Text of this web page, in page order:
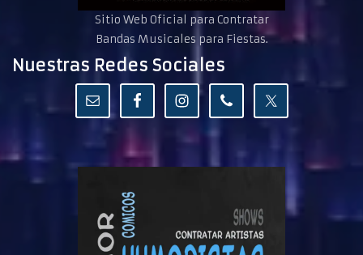
Sitio Web Oficial para Contratar
Bandas Musicales para Fiestas.
Nuestras Redes Sociales